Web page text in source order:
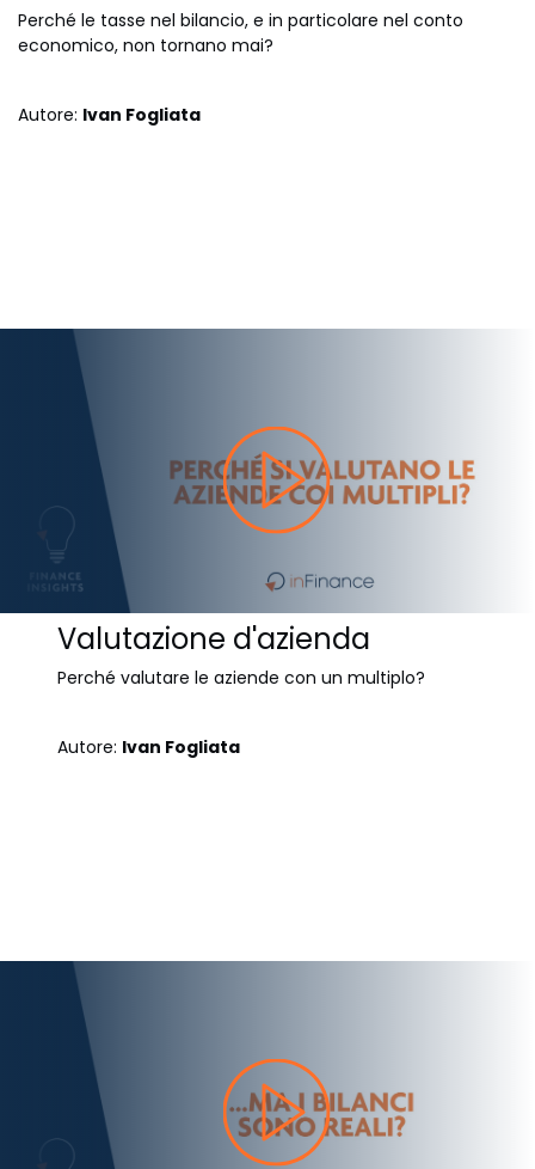
Perché le tasse nel bilancio, e in particolare nel conto
economico, non tornano mai?
Autore: Ivan Fogliata
Valutazione d'azienda
Perché valutare le aziende con un multiplo?
Autore: Ivan Fogliata